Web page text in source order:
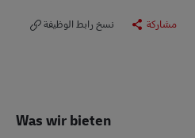
نسخ رابط الوظيفة مشاركة
Was wir bieten